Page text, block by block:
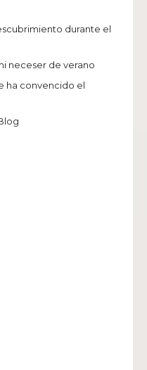
durante el
neceser de verano
ha convencido el